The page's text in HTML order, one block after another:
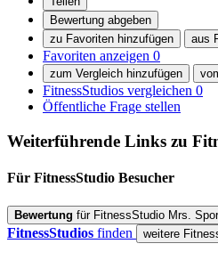
Bewertung abgeben
zu Favoriten hinzufügen
aus
Favoriten anzeigen 0
zum Vergleich hinzufügen
FitnessStudios vergleichen 0
Öffentliche Frage stellen
Weiterführende Links zu
Für FitnessStudio Besucher
Bewertung für FitnessStudio Mrs.
FitnessStudios finden weitere